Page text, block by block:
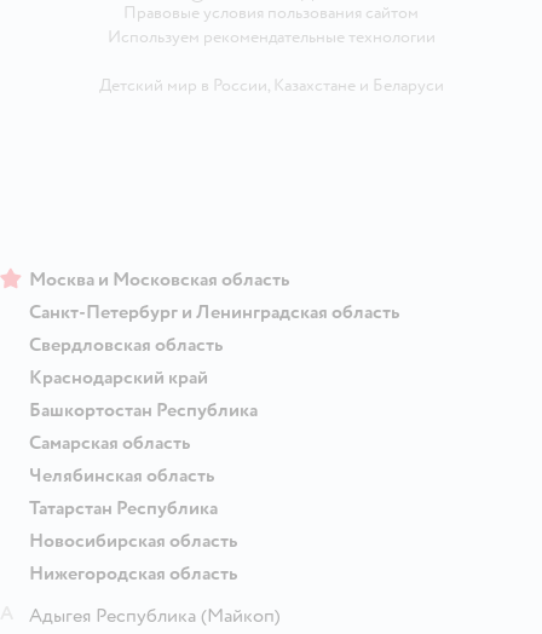
Правовые условия пользования сайтом
Используем рекомендательные технологии
Детский мир в России, Казахстанеи Беларуси
Москва и Московская область
Санкт-Петербург и Ленинградская область
Свердловская область
Краснодарский край
Башкортостан Республика
Самарская область
Челябинская область
Татарстан Республика
Новосибирская область
Нижегородская область
Адыгея Республика (Майкоп)